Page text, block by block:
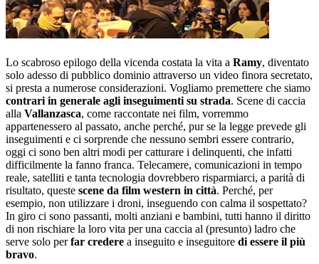
Lo scabroso epilogo della vicenda costata la vita a Ramy, diventato
solo adesso di pubblico dominio attraverso un video finora secretato,
si presta a numerose considerazioni. Vogliamo premettere che siamo
contrari in generale agli inseguimenti su strada. Scene di caccia
alla Vallanzasca, come raccontate nei film, vorremmo
appartenessero al passato, anche perché, pur se la legge prevede gli
inseguimenti e ci sorprende che nessuno sembri essere contrario,
oggi ci sono ben altri modi per catturare i delinquenti, che infatti
difficilmente la fanno franca. Telecamere, comunicazioni in tempo
reale, satelliti e tanta tecnologia dovrebbero risparmiarci, a parità di
risultato, queste scene da film western in città. Perché, per
esempio, non utilizzare i droni, inseguendo con calma il sospettato?
In giro ci sono passanti, molti anziani e bambini, tutti hanno il diritto
di non rischiare la loro vita per una caccia al (presunto) ladro che
serve solo perfar credere a inseguito e inseguitore di essere il più
bravo.